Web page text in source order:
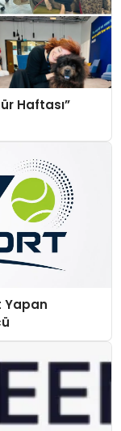
Haftası”
Yapan